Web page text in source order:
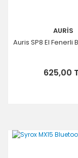
AURİS
Auris SP8 El Fenerli
625,00